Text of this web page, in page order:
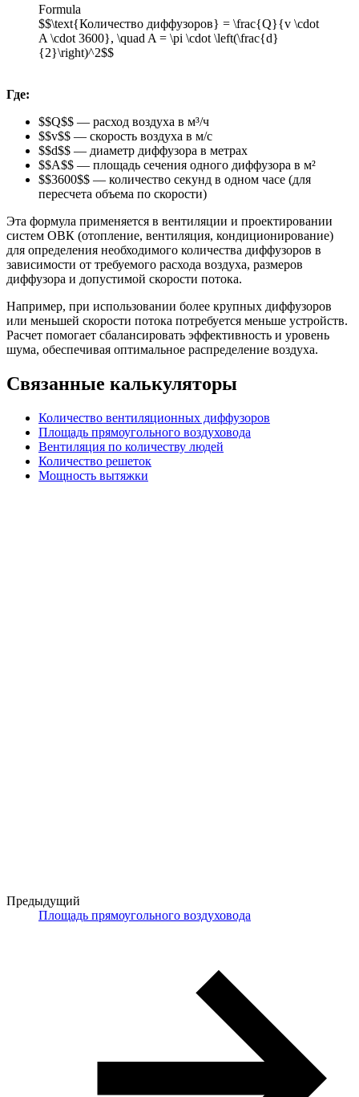
Formula
$$\text{Количество диффузоров} = \frac{Q}{v \cdot
A \cdot 3600}, \quad A = \pi \cdot \left(\frac{d}
{2}\right)^2$$
Где:
$$Q$$ — расход воздуха в м³/ч
$$v$$ — скорость воздуха в м/с
$$d$$ — диаметр диффузора в метрах
$$A$$ — площадь сечения одного диффузора в м²
$$3600$$ — количество секунд в одном часе (для
пересчета объема по скорости)
Эта формула применяется в вентиляции и проектировании
систем ОВК (отопление, вентиляция, кондиционирование)
для определения необходимого количества диффузоров в
зависимости от требуемого расхода воздуха, размеров
диффузора и допустимой скорости потока.
Например, при использовании более крупных диффузоров
или меньшей скорости потока потребуется меньше устройств.
Расчет помогает сбалансировать эффективность и уровень
шума, обеспечивая оптимальное распределение воздуха.
Связанные калькуляторы
Количество вентиляционных диффузоров
Площадь прямоугольного воздуховода
Вентиляция по количеству людей
Количество решеток
Мощность вытяжки
Предыдущий
Площадь прямоугольного воздуховода